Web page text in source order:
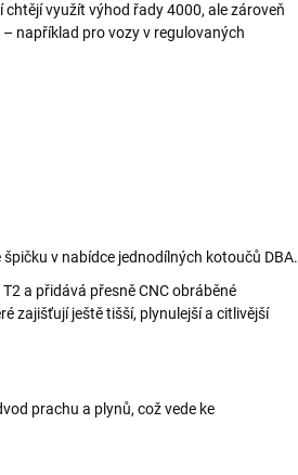
chtějí využít výhod řady 4000, ale zároveň
například pro vozy v regulovaných
v nabídce jednodílných kotoučů DBA.
a přidává přesně CNC obráběné
zajišťují ještě tišší, plynulejší a citlivější
prachu a plynů, což vede ke